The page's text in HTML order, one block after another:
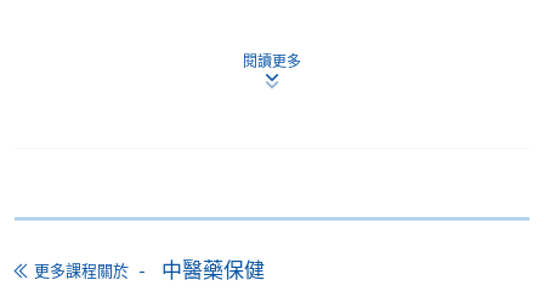
月免息分期付款優惠，必須親臨本學院設有報名服務的教
閱讀更多
更多課程關於 中醫藥保健